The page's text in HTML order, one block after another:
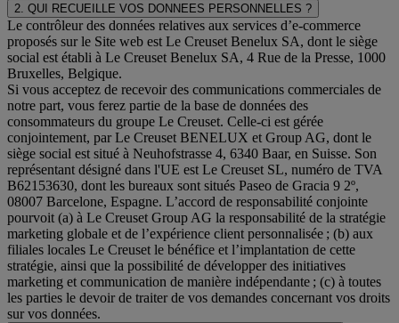
2. QUI RECUEILLE VOS DONNEES PERSONNELLES ?
Le contrôleur des données relatives aux services d’e-commerce
proposés sur le Site web est Le Creuset Benelux SA, dont le siège
social est établi à Le Creuset Benelux SA, 4 Rue de la Presse, 1000
Bruxelles, Belgique.
Si vous acceptez de recevoir des communications commerciales de
notre part, vous ferez partie de la base de données des
consommateurs du groupe Le Creuset. Celle-ci est gérée
conjointement, par Le Creuset BENELUX et Group AG, dont le
siège social est situé à Neuhofstrasse 4, 6340 Baar, en Suisse. Son
représentant désigné dans l'UE est Le Creuset SL, numéro de TVA
B62153630, dont les bureaux sont situés Paseo de Gracia 9 2º,
08007 Barcelone, Espagne. L’accord de responsabilité conjointe
pourvoit (a) à Le Creuset Group AG la responsabilité de la stratégie
marketing globale et de l’expérience client personnalisée ; (b) aux
filiales locales Le Creuset le bénéfice et l’implantation de cette
stratégie, ainsi que la possibilité de développer des initiatives
marketing et communication de manière indépendante ; (c) à toutes
les parties le devoir de traiter de vos demandes concernant vos droits
sur vos données.